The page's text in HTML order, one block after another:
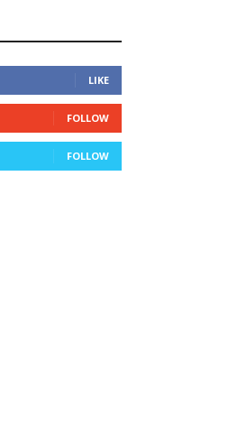
LIKE
FOLLOW
FOLLOW